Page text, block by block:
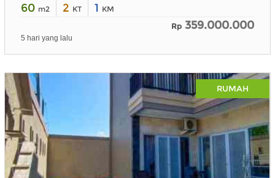
60 m2 2 KT 1 KM
Rp 359.000.000
5 hari yang lalu
RUMAH